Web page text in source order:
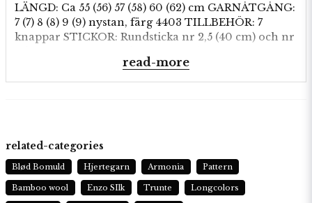
LÄNGD: Ca 55 (56) 57 (58) 60 (62) cm GARNÅTGÅNG:
7 (7) 8 (8) 9 (9) nystan, färg 4403 TILLBEHÖR: 7
knappar STICKOR: Rundsticka nr 2,5 (40 cm) och nr
STICKFASTHET: 28 maskor och 38 maskor i
slätstickning på sticka nr 3 = 10 x 10 cm. När
read-more
related-categories
Blød Bomuld Hjertegarn Armonia Pattern
Bamboo wool Enzo SIlk Trunte Longcolors